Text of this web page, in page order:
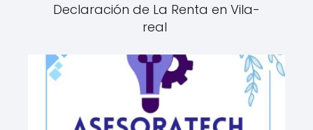
Declaración de La Renta en Vila-
real